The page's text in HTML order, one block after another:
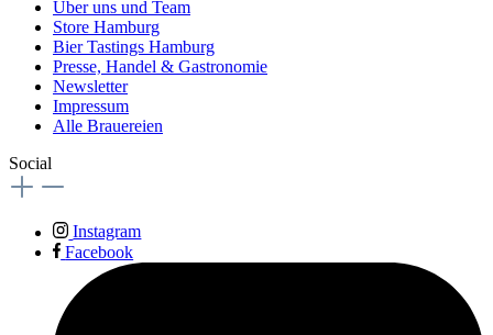
Über uns und Team
Store Hamburg
Bier Tastings Hamburg
Presse, Handel & Gastronomie
Newsletter
Impressum
Alle Brauereien
Social
Instagram
Facebook